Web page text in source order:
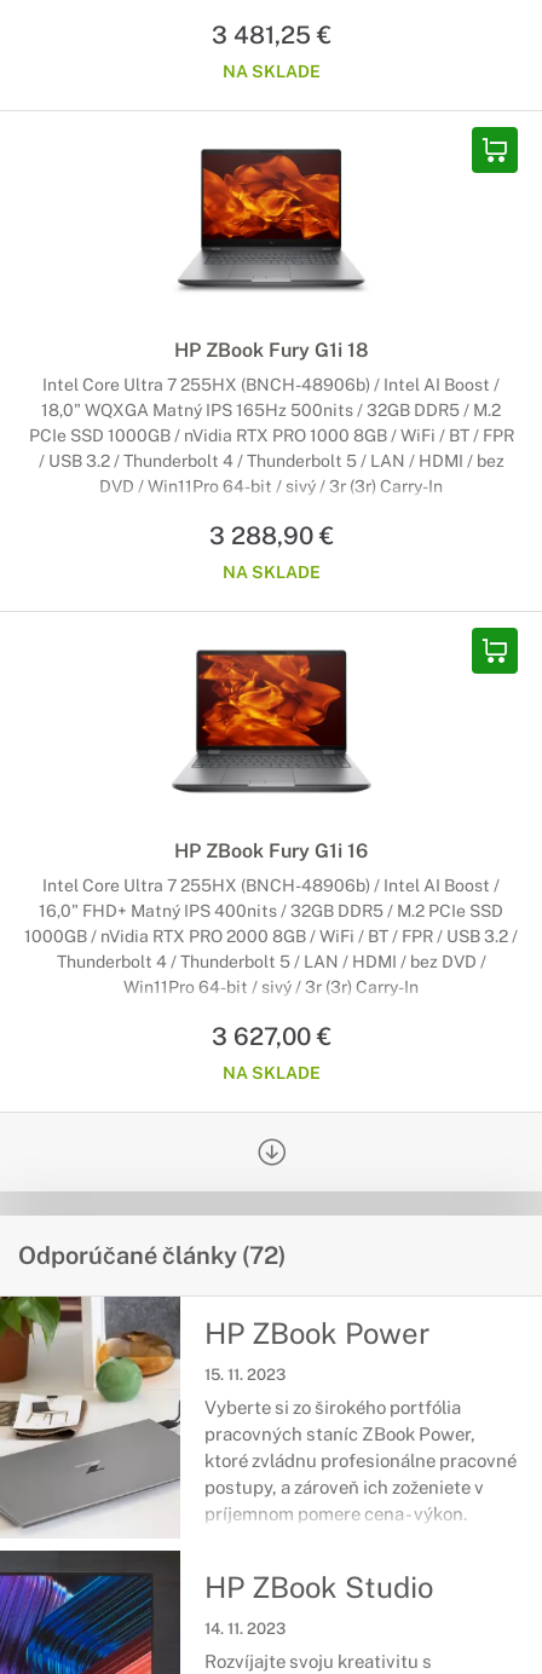
3 481,25 €
NA SKLADE
HP ZBook Fury G1i 18
Intel Core Ultra 7 255HX (BNCH-48906b) / Intel AI Boost /
18,0" WQXGA Matný IPS 165Hz 500nits / 32GB DDR5 / M.2
PCIe SSD 1000GB / nVidia RTX PRO 1000 8GB / WiFi / BT / FPR
/ USB 3.2 / Thunderbolt 4 / Thunderbolt 5 / LAN / HDMI / bez
DVD / Win11Pro 64-bit / sivý / 3r (3r) Carry-In
3 288,90 €
NA SKLADE
HP ZBook Fury G1i 16
Intel Core Ultra 7 255HX (BNCH-48906b) / Intel AI Boost /
16,0" FHD+ Matný IPS 400nits / 32GB DDR5 / M.2 PCIe SSD
1000GB / nVidia RTX PRO 2000 8GB / WiFi / BT / FPR / USB 3.2 /
Thunderbolt 4 / Thunderbolt 5 / LAN / HDMI / bez DVD /
Win11Pro 64-bit / sivý / 3r (3r) Carry-In
3 627,00 €
NA SKLADE
Odporúčané články (72)
HP ZBook Power
15. 11. 2023
Vyberte si zo širokého portfólia
pracovných staníc ZBook Power,
ktoré zvládnu profesionálne pracovné
postupy, a zároveň ich zoženiete v
príjemnom pomere cena - výkon.
certifikáciou odolnosti vás podržia aj
v ťažkých chvíľach každodenných
HP ZBook Studio
14. 11. 2023
Rozvíjajte svoju kreativitu s